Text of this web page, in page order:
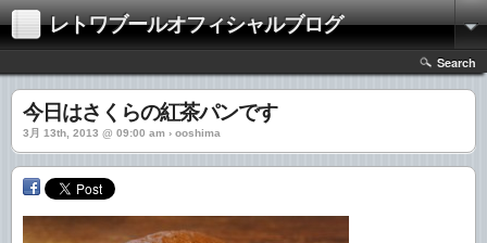
レトワブールオフィシャルブログ
Search
今日はさくらの紅茶パンです
3月 13th, 2013 @ 09:00 am › ooshima